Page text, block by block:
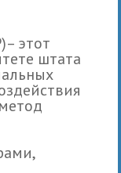
этот
штата